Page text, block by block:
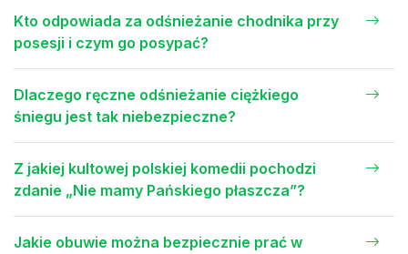
Kto odpowiada za odśnieżanie chodnika przy
posesji i czym go posypać?
Dlaczego ręczne odśnieżanie ciężkiego
śniegu jest tak niebezpieczne?
Z jakiej kultowej polskiej komedii pochodzi
zdanie „Nie mamy Pańskiego płaszcza”?
Jakie obuwie można bezpiecznie prać w